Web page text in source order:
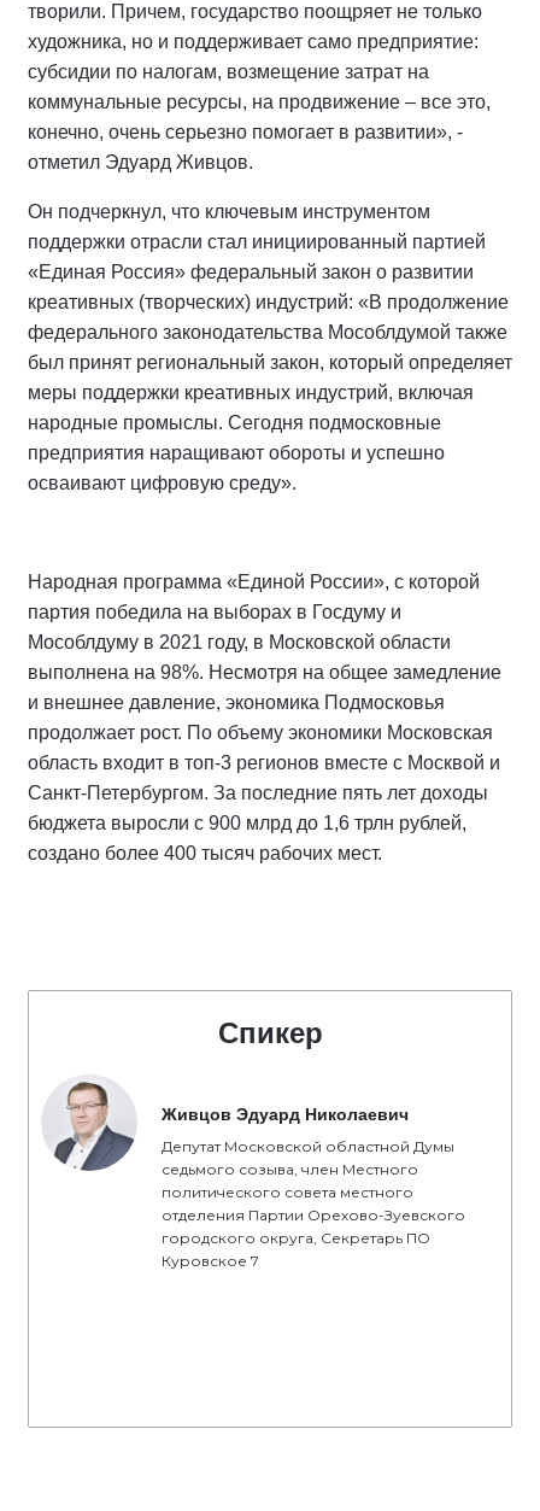
творили. Причем, государство поощряет не только
художника, но и поддерживает само предприятие:
субсидии по налогам, возмещение затрат на
коммунальные ресурсы, на продвижение – все это,
конечно, очень серьезно помогает в развитии», -
отметил Эдуард Живцов.
Он подчеркнул, что ключевым инструментом
поддержки отрасли стал инициированный партией
«Единая Россия» федеральный закон о развитии
креативных (творческих) индустрий: «В продолжение
федерального законодательства Мособлдумой также
был принят региональный закон, который определяет
меры поддержки креативных индустрий, включая
народные промыслы. Сегодня подмосковные
предприятия наращивают обороты и успешно
осваивают цифровую среду».
Народная программа «Единой России», с которой
партия победила на выборах в Госдуму и
Мособлдуму в 2021 году, в Московской области
выполнена на 98%. Несмотря на общее замедление
и внешнее давление, экономика Подмосковья
продолжает рост. По объему экономики Московская
область входит в топ-3 регионов вместе с Москвой и
Санкт-Петербургом. За последние пять лет доходы
бюджета выросли с 900 млрд до 1,6 трлн рублей,
создано более 400 тысяч рабочих мест.
Спикер
Живцов Эдуард Николаевич
Депутат Московской областной Думы
седьмого созыва, член Местного
политического совета местного
отделения Партии Орехово-Зуевского
городского округа, Секретарь ПО
Куровское 7